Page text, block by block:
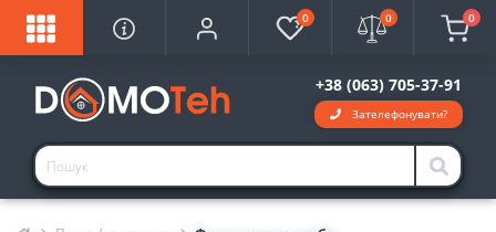
0 0 0
+38 (063) 705-37-91
Зателефонувати?